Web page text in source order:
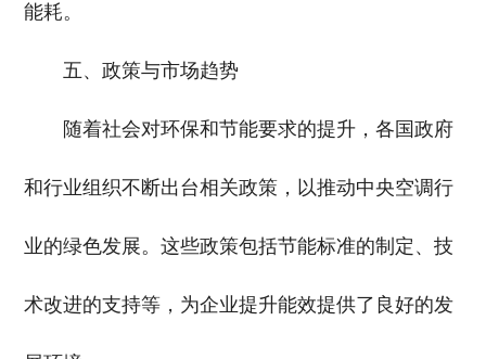
能耗。
五、政策与市场趋势
随着社会对环保和节能要求的提升，各国政府
和行业组织不断出台相关政策，以推动中央空调行
业的绿色发展。这些政策包括节能标准的制定、技
术改进的支持等，为企业提升能效提供了良好的发